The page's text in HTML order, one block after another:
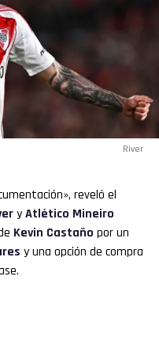
River
reveló el
yAtlético Mineiro
Kevin Castaño por un
y una opción de compra